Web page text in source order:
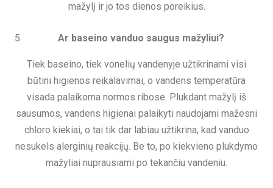
mažylį ir jo tos dienos poreikius.
Ar baseino vanduo saugus mažyliui?
Tiek baseino, tiek vonelių vandenyje užtikrinami visi
būtini higienos reikalavimai, o vandens temperatūra
visada palaikoma normos ribose. Plukdant mažylį iš
sausumos, vandens higienai palaikyti naudojami mažesni
chloro kiekiai, o tai tik dar labiau užtikrina, kad vanduo
nesukels alerginių reakcijų. Be to, po kiekvieno plukdymo
mažyliai nuprausiami po tekančiu vandeniu.